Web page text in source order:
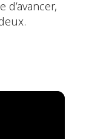
d’avancer,